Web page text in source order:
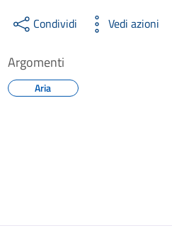
Condividi Vedi azioni
Argomenti
Aria